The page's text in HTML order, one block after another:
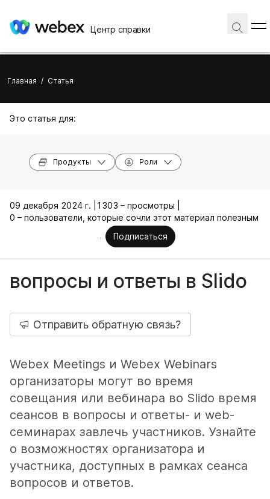
Центр справки
Главная / Статья
Это статья для:
Продукты Роли
09 декабря 2024 г. |
1303 – просмотры |
0 – пользователи, которые сочли этот материал полезным
Подписаться
вопросы и ответы в Slido
Отправить обратную связь?
Webex Meetings и Webex Webinars
организаторы могут во время
совещания или вебинара во Slido время
сеансов в вопросы и ответы- и web-
семинарах завлечь участников. Узнайте
о возможностях организатора и
участника, доступных в рамках сеанса
вопросов и ответов.